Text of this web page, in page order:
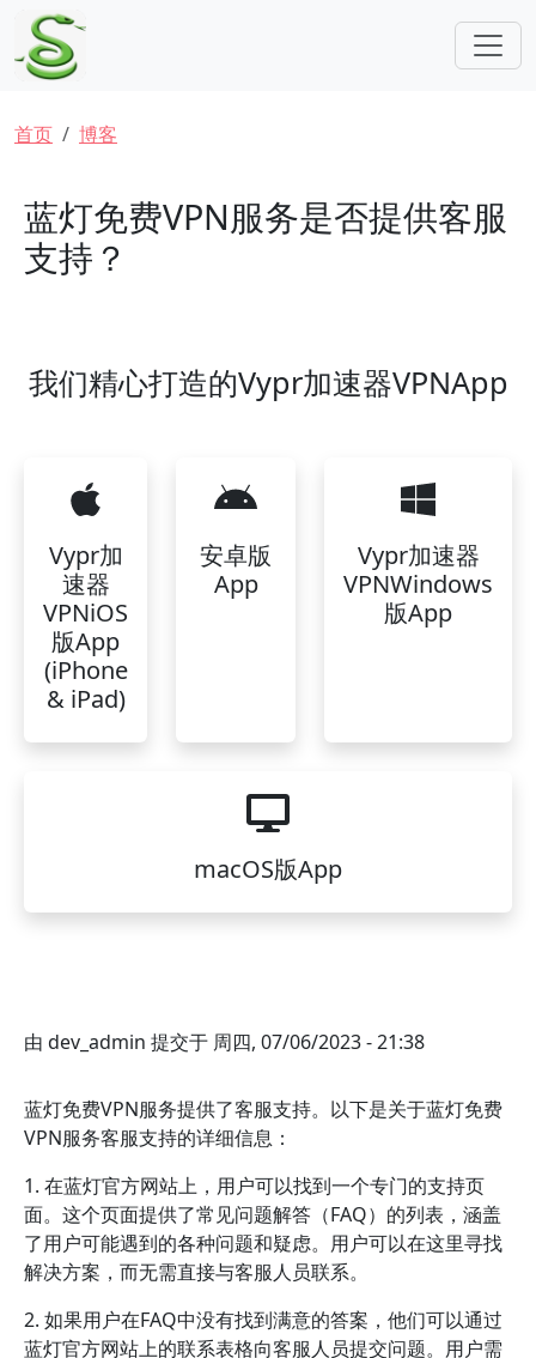
跳转到主要内容
面包屑
首页 博客
蓝灯免费VPN服务是否提供客服
支持？
我们精心打造的Vypr加速器VPNApp
Vypr加
速器
VPNiOS
版App
(iPhone
& iPad)
安卓版
App
Vypr加速器
VPNWindows
版App
macOS版App
由 dev_admin 提交于 周四, 07/06/2023 - 21:38
蓝灯免费VPN服务提供了客服支持。以下是关于蓝灯免费
VPN服务客服支持的详细信息：
1. 在蓝灯官方网站上，用户可以找到一个专门的支持页
面。这个页面提供了常见问题解答（FAQ）的列表，涵盖
了用户可能遇到的各种问题和疑虑。用户可以在这里寻找
解决方案，而无需直接与客服人员联系。
2. 如果用户在FAQ中没有找到满意的答案，他们可以通过
蓝灯官方网站上的联系表格向客服人员提交问题。用户需